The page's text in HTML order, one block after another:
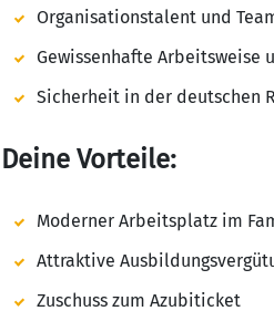
Organisationstalent und
Gewissenhafte Arbeitsweise
Sicherheit in der deutschen
Deine Vorteile:
Moderner Arbeitsplatz im
Attraktive
Zuschuss zum Azubiticket